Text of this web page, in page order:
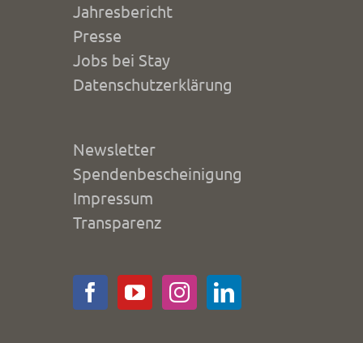
Jahresbericht
Presse
Jobs bei Stay
Datenschutzerklärung
Newsletter
Spendenbescheinigung
Impressum
Transparenz